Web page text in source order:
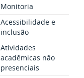
Monitoria
Acessibilidade e
inclusão
Atividades
acadêmicas não
presenciais